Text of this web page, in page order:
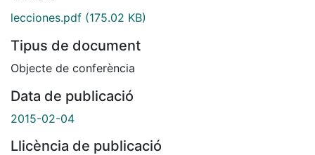
lecciones.pdf (175.02 KB)
Tipus de document
Objecte de conferència
Data de publicació
2015-02-04
Llicència de publicació